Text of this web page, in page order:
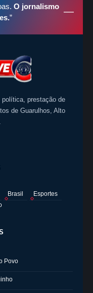
O jornalismo
”
política, prestação de
de Guarulhos, Alto
Brasil
Esportes
Povo